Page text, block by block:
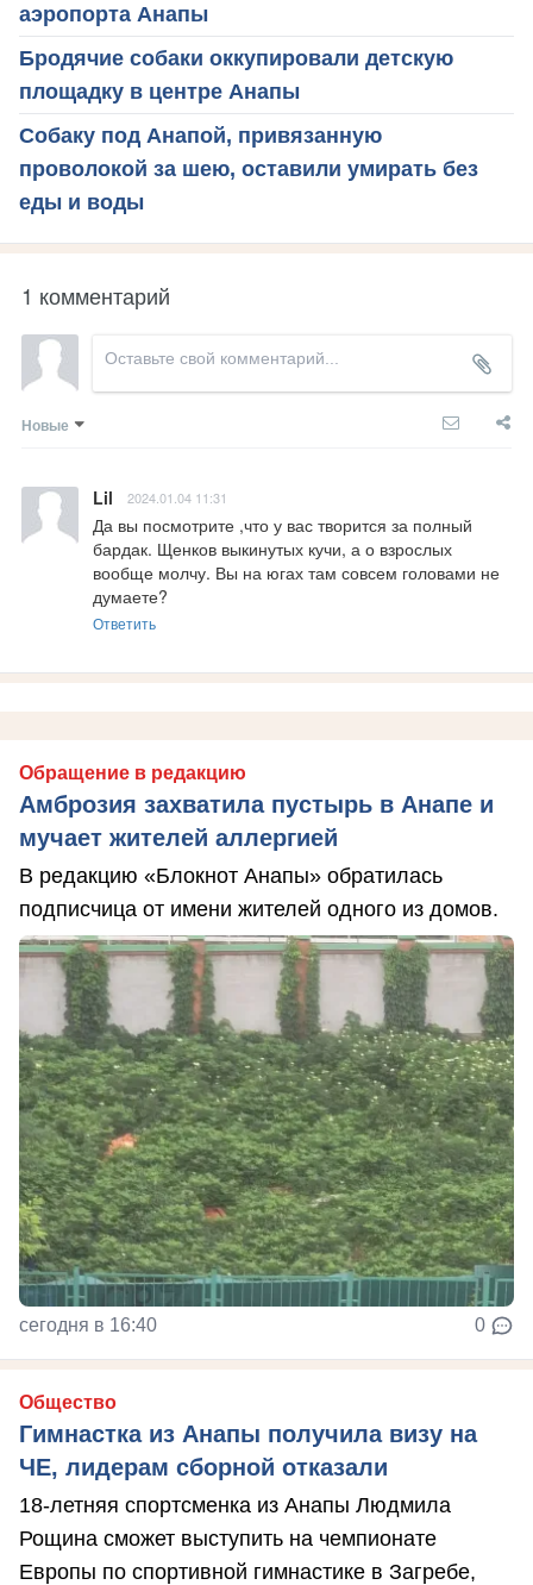
аэропорта Анапы
Бродячие собаки оккупировали детскую
площадку в центре Анапы
Собаку под Анапой, привязанную
проволокой за шею, оставили умирать без
еды и воды
1 комментарий
Новые
Lil 2024.01.04 11:31
Да вы посмотрите ,что у вас творится за полный
бардак. Щенков выкинутых кучи, а о взрослых
вообще молчу. Вы на югах там совсем головами не
думаете?
Ответить
Обращение в редакцию
Амброзия захватила пустырь в Анапе и
мучает жителей аллергией
В редакцию «Блокнот Анапы» обратилась
подписчица от имени жителей одного из домов.
сегодня в 16:40 0
Общество
Гимнастка из Анапы получила визу на
ЧЕ, лидерам сборной отказали
18-летняя спортсменка из Анапы Людмила
Рощина сможет выступить на чемпионате
Европы по спортивной гимнастике в Загребе,